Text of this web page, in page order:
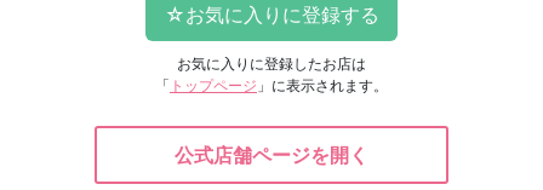
お気に入りに登録したお店は
「 トップページ 」に表示されます。
公式店舗ページを開く